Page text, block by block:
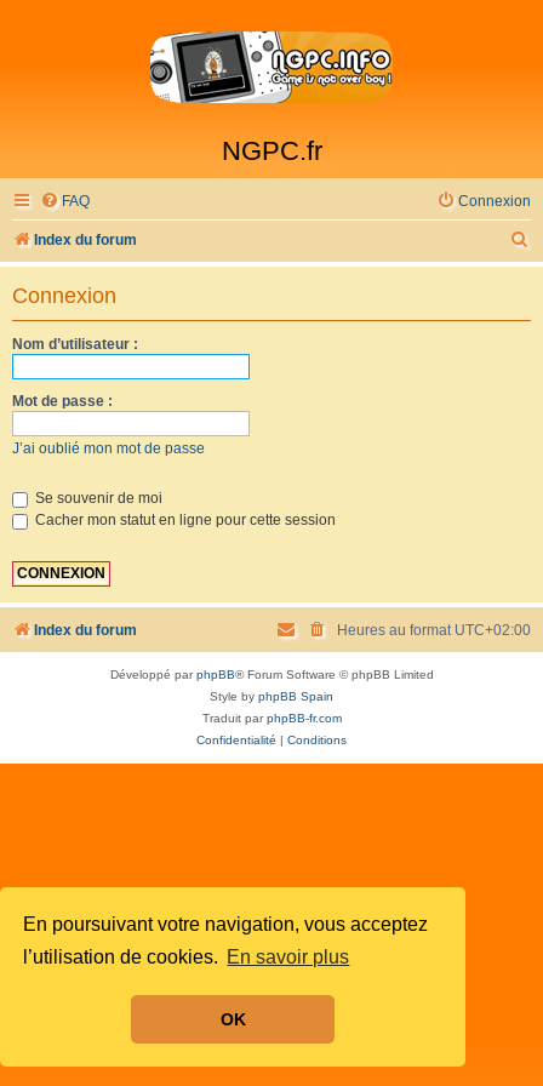
En poursuivant votre navigation, vous acceptez
l’utilisation de cookies. En savoir plus
OK
NGPC.fr
FAQ Connexion
Index du forum
e
Connexion
Nom d’utilisateur :
Mot de passe :
J’ai oublié mon mot de passe
Se souvenir de moi
Cacher mon statut en ligne pour cette session
Index du forum Heures au format UTC+02:00
Développé parphpBB® Forum Software © phpBB Limited
Style by phpBB Spain
Traduit parphpBB-fr.com
Confidentialité
Conditions